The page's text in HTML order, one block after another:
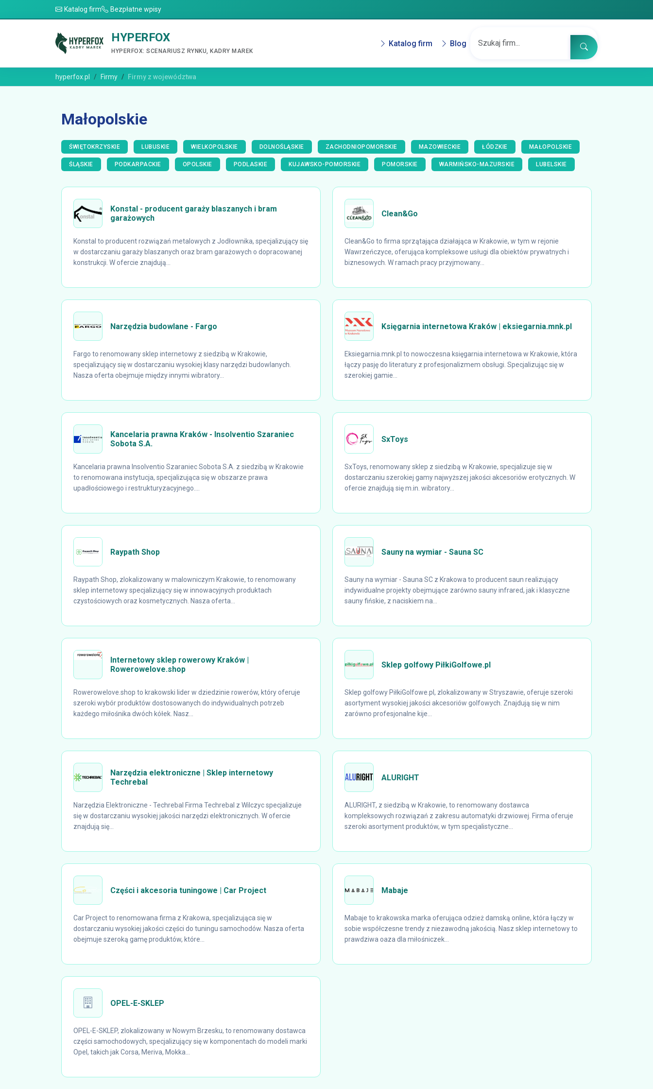
Katalog firm Bezpłatne wpisy
HYPERFOX
HYPERFOX: SCENARIUSZ RYNKU, KADRY MAREK
Katalog firm Blog
hyperfox.pl Firmy Firmy z województwa
Małopolskie
ŚWIĘTOKRZYSKIE LUBUSKIE WIELKOPOLSKIE DOLNOŚLĄSKIE ZACHODNIOPOMORSKIE MAZOWIECKIE ŁÓDZKIE MAŁOPOLSKIE
ŚLĄSKIE PODKARPACKIE OPOLSKIE PODLASKIE KUJAWSKO-POMORSKIE POMORSKIE WARMIŃSKO-MAZURSKIE LUBELSKIE
Konstal - producent garaży blaszanych i bram
garażowych
Konstal to producent rozwiązań metalowych z Jodłownika, specjalizujący się
w dostarczaniu garaży blaszanych oraz bram garażowych o dopracowanej
konstrukcji. W ofercie znajdują...
Clean&Go
Clean&Go to firma sprzątająca działająca w Krakowie, w tym w rejonie
Wawrzeńczyce, oferująca kompleksowe usługi dla obiektów prywatnych i
biznesowych. W ramach pracy przyjmowany...
Narzędzia budowlane - Fargo
Fargo to renomowany sklep internetowy z siedzibą w Krakowie,
specjalizujący się w dostarczaniu wysokiej klasy narzędzi budowlanych.
Nasza oferta obejmuje między innymi wibratory...
Księgarnia internetowa Kraków | eksiegarnia.mnk.pl
Eksiegarnia.mnk.pl to nowoczesna księgarnia internetowa w Krakowie, która
łączy pasję do literatury z profesjonalizmem obsługi. Specjalizując się w
szerokiej gamie...
Kancelaria prawna Kraków - Insolventio Szaraniec
Sobota S.A.
Kancelaria prawna Insolventio Szaraniec Sobota S.A. z siedzibą w Krakowie
to renomowana instytucja, specjalizująca się w obszarze prawa
upadłościowego i restrukturyzacyjnego....
SxToys
SxToys, renomowany sklep z siedzibą w Krakowie, specjalizuje się w
dostarczaniu szerokiej gamy najwyższej jakości akcesoriów erotycznych. W
ofercie znajdują się m.in. wibratory...
Raypath Shop
Raypath Shop, zlokalizowany w malowniczym Krakowie, to renomowany
sklep internetowy specjalizujący się w innowacyjnych produktach
czystościowych oraz kosmetycznych. Nasza oferta...
Sauny na wymiar - Sauna SC
Sauny na wymiar - Sauna SC z Krakowa to producent saun realizujący
indywidualne projekty obejmujące zarówno sauny infrared, jak i klasyczne
sauny fińskie, z naciskiem na...
Internetowy sklep rowerowy Kraków |
Rowerowelove.shop
Rowerowelove.shop to krakowski lider w dziedzinie rowerów, który oferuje
szeroki wybór produktów dostosowanych do indywidualnych potrzeb
każdego miłośnika dwóch kółek. Nasz...
Sklep golfowy PiłkiGolfowe.pl
Sklep golfowy PiłkiGolfowe.pl, zlokalizowany w Stryszawie, oferuje szeroki
asortyment wysokiej jakości akcesoriów golfowych. Znajdują się w nim
zarówno profesjonalne kije...
Narzędzia elektroniczne | Sklep internetowy
Techrebal
Narzędzia Elektroniczne - Techrebal Firma Techrebal z Wilczyc specjalizuje
się w dostarczaniu wysokiej jakości narzędzi elektronicznych. W ofercie
znajdują się...
ALURIGHT
ALURIGHT, z siedzibą w Krakowie, to renomowany dostawca
kompleksowych rozwiązań z zakresu automatyki drzwiowej. Firma oferuje
szeroki asortyment produktów, w tym specjalistyczne...
Części i akcesoria tuningowe | Car Project
Car Project to renomowana firma z Krakowa, specjalizująca się w
dostarczaniu wysokiej jakości części do tuningu samochodów. Nasza oferta
obejmuje szeroką gamę produktów, które...
Mabaje
Mabaje to krakowska marka oferująca odzież damską online, która łączy w
sobie współczesne trendy z niezawodną jakością. Nasz sklep internetowy to
prawdziwa oaza dla miłośniczek...
OPEL-E-SKLEP
OPEL-E-SKLEP, zlokalizowany w Nowym Brzesku, to renomowany dostawca
części samochodowych, specjalizujący się w komponentach do modeli marki
Opel, takich jak Corsa, Meriva, Mokka...